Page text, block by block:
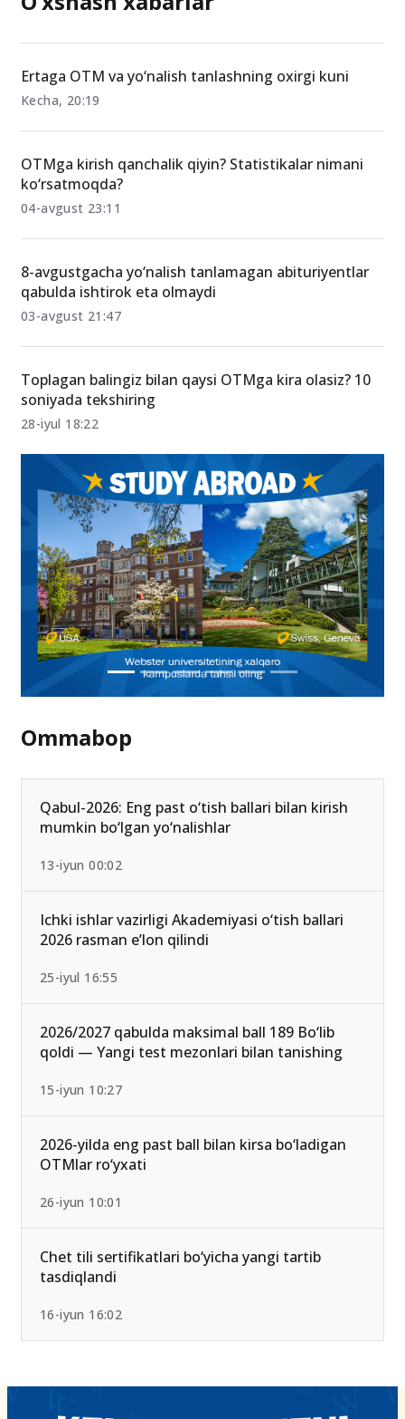
Ertaga OTM va yo‘nalish tanlashning oxirgi kuni
Kecha, 20:19
OTMga kirish qanchalik qiyin? Statistikalar nimani
ko‘rsatmoqda?
04-avgust 23:11
8-avgustgacha yo‘nalish tanlamagan abituriyentlar
qabulda ishtirok eta olmaydi
03-avgust 21:47
Toplagan balingiz bilan qaysi OTMga kira olasiz? 10
soniyada tekshiring
28-iyul 18:22
Ommabop
Qabul-2026: Eng past o‘tish ballari bilan kirish
mumkin bo‘lgan yo‘nalishlar
13-iyun 00:02
Ichki ishlar vazirligi Akademiyasi o‘tish ballari
2026 rasman e’lon qilindi
25-iyul 16:55
2026/2027 qabulda maksimal ball 189 Bo‘lib
qoldi — Yangi test mezonlari bilan tanishing
15-iyun 10:27
2026-yilda eng past ball bilan kirsa bo‘ladigan
OTMlar ro‘yxati
26-iyun 10:01
Chet tili sertifikatlari bo‘yicha yangi tartib
tasdiqlandi
16-iyun 16:02